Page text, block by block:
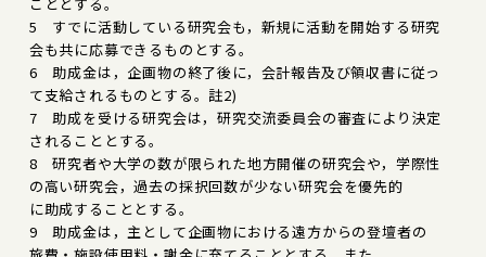
5 すでに活動している研究会も，新規に活動を開始する研究
会も共に応募できるものとする。
6 助成金は，企画物の終了後に，会計報告及び領収書に従っ
て支給されるものとする。註2)
7 助成を受ける研究会は，研究交流委員会の審査により決定
されることとする。
8 研究者や大学の数が限られた地方開催の研究会や，学際性
の高い研究会，過去の採択回数が少ない研究会を優先的
に助成することとする。
9 助成金は，主として企画物における遠方からの登壇者の